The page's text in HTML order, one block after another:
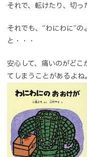
それで、転けたり、切っ
それでも、“わにわに”
と・・・
安心して、痛いのがどこ
てしまうことがあるよね。